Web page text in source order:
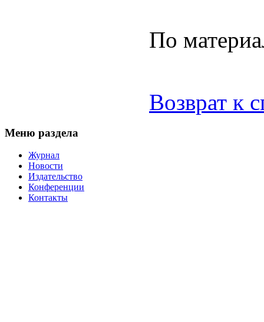
По
Возврат к
Меню раздела
Журнал
Новости
Издательство
Конференции
Контакты